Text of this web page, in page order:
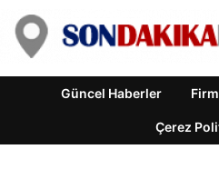
Güncel Haberler
Çerez